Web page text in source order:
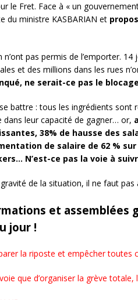
le Fret. Face à « un
du ministre KASBARIAN et
pas permis de l’emporter.
et des millions dans les rues
ne serait-ce pas le
battre : tous les ingrédients sont
dans leur capacité de gagner… or,
38% de hausse des
de salaire de 62 %
N’est-ce pas la voie à
de la situation, il ne faut pas
et assemblées
jour !
la riposte et empêcher toutes
que d’organiser la grève totale,